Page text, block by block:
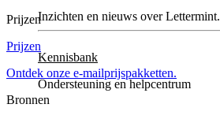
Inzichten en nieuws over Lettermint.
Kennisbank
Ondersteuning en helpcentrum
Prijzen
Prijzen
Ontdek onze e-mailprijspakketten.
Bronnen